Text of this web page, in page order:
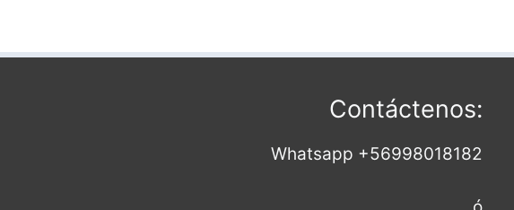
Contáctenos:
Whatsapp +56998018182